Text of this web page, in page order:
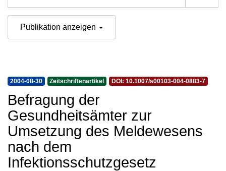
Publikation anzeigen
2004-08-30 Zeitschriftenartikel DOI: 10.1007/s00103-004-0883-7
Befragung der
Gesundheitsämter zur
Umsetzung des Meldewesens
nach dem
Infektionsschutzgesetz